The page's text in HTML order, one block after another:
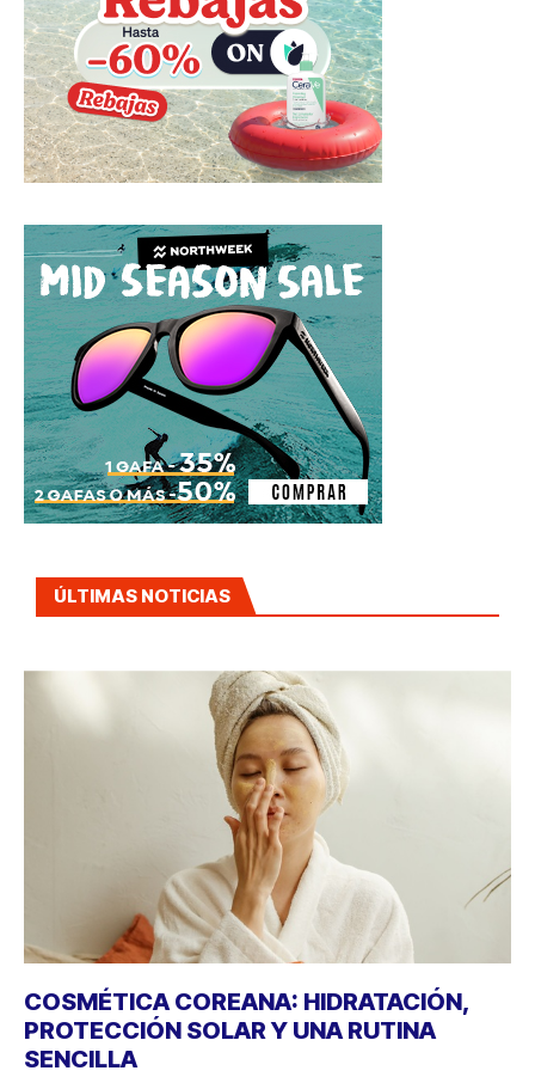
ÚLTIMAS NOTICIAS
COSMÉTICA COREANA: HIDRATACIÓN,
PROTECCIÓN SOLAR Y UNA RUTINA
SENCILLA